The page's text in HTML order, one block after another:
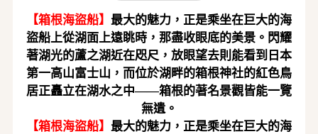
【箱根海盜船】 最大的魅力，正是乘坐在巨大的海
盜船上從湖面上遠眺時，那盡收眼底的美景。閃耀
著湖光的蘆之湖近在咫尺，放眼望去則能看到日本
第一高山富士山，而位於湖畔的箱根神社的紅色鳥
居正矗立在湖水之中——箱根的著名景觀皆能一覽
無遺。
【箱根海盜船】 最大的魅力，正是乘坐在巨大的海